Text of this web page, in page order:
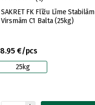
SAKRET FK Flīžu Līme Stabilām
Virsmām C1 Balta (25kg)
8.95 €/pcs
25kg